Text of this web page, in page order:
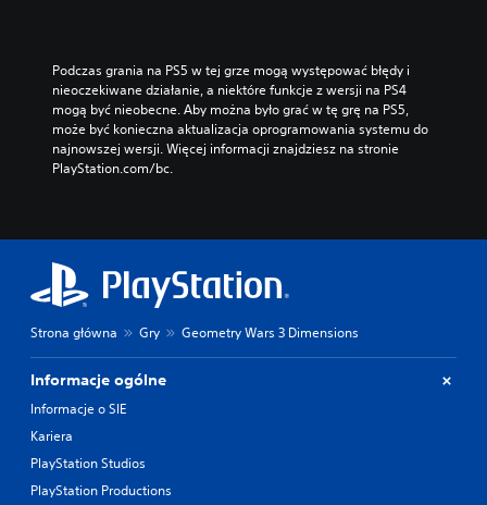
Podczas grania na PS5 w tej grze mogą występować błędy i
nieoczekiwane działanie, a niektóre funkcje z wersji na PS4
mogą być nieobecne. Aby można było grać w tę grę na PS5,
może być konieczna aktualizacja oprogramowania systemu do
najnowszej wersji. Więcej informacji znajdziesz na stronie
PlayStation.com/bc.
Strona główna Gry Geometry Wars 3 Dimensions
Informacje ogólne
Informacje o SIE
Kariera
PlayStation Studios
PlayStation Productions